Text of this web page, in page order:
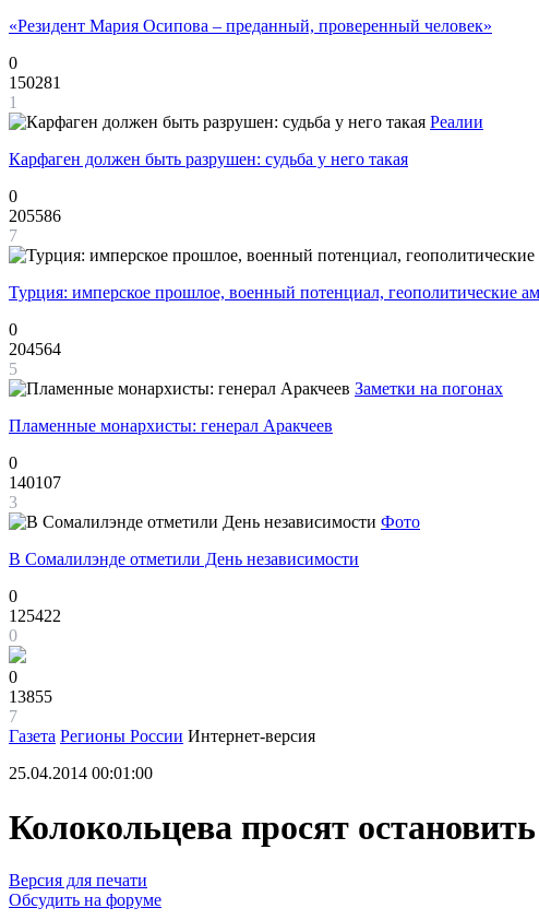
«Резидент Мария Осипова – преданный, проверенный человек»
0
150281
1
Реалии
Карфаген должен быть разрушен: судьба у него такая
0
205586
7
Турция: имперское прошлое, военный потенциал, геополитические
0
204564
5
Заметки на погонах
Пламенные монархисты: генерал Аракчеев
0
140107
3
Фото
В Сомалилэнде отметили День независимости
0
125422
0
0
13855
7
Газета Регионы России Интернет-версия
25.04.2014 00:01:00
Колокольцева просят
Версия для печати
Обсудить на форуме